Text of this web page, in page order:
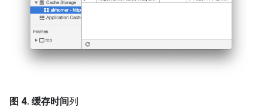
图 4. 缓存时间列